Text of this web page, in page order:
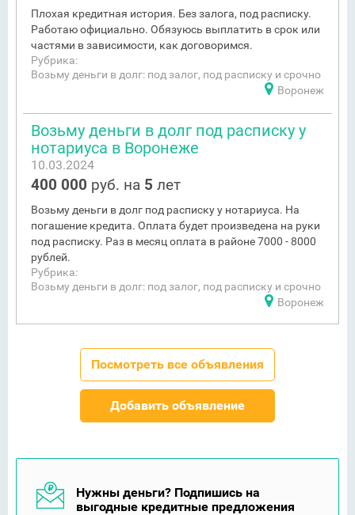
Плохая кредитная история. Без залога, под расписку.
Работаю официально. Обязуюсь выплатить в срок или
частями в зависимости, как договоримся.
Рубрика:
Возьму деньги в долг: под залог, под расписку и срочно
Воронеж
Возьму деньги в долг под расписку у
нотариуса в Воронеже
10.03.2024
400 000 руб. на 5 лет
Возьму деньги в долг под расписку у нотариуса. На
погашение кредита. Оплата будет произведена на руки
под расписку. Раз в месяц оплата в районе 7000 - 8000
рублей.
Рубрика:
Возьму деньги в долг: под залог, под расписку и срочно
Воронеж
Посмотреть все объявления
Добавить объявление
Нужны деньги? Подпишись на
выгодные кредитные предложения